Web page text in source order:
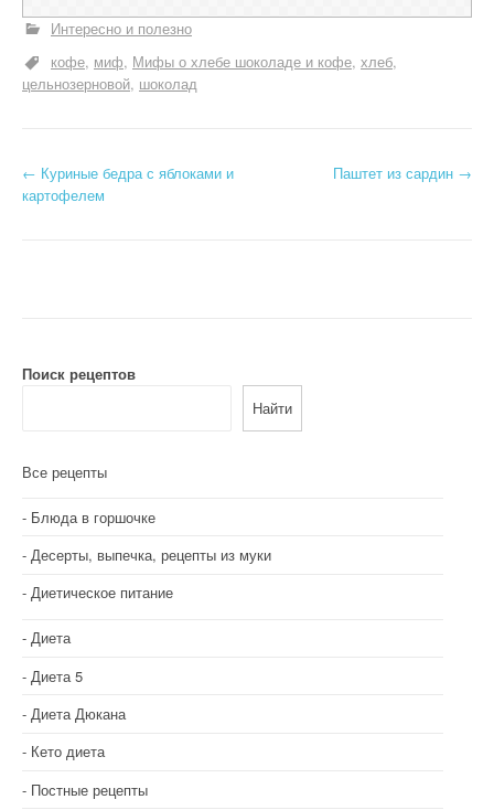
Интересно и полезно
кофе миф Мифы о хлебе шоколаде и кофе хлеб
цельнозерновой шоколад
Н
а
и
п
о
а
п
и
с
← Куриные бедра с яблоками и
картофелем
Паштет из сардин →
Поиск рецептов
Найти
Все рецепты
Блюда в горшочке
Десерты, выпечка, рецепты из муки
Диетическое питание
Диета
Диета 5
Диета Дюкана
Кето диета
Постные рецепты